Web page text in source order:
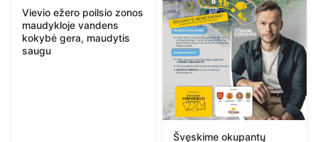
Vievio ežero poilsio zonos
maudykloje vandens
kokybė gera, maudytis
saugu
Švęskime okupantų